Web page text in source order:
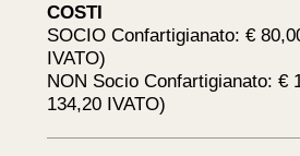
COSTI
SOCIO Confartigianato: €
IVATO)
NON Socio Confartigianato: €
134,20 IVATO)